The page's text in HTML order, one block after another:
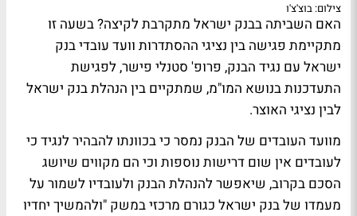
צילום: בוצ'צ'ו
האם השביתה בבנק ישראל מתקרבת לקיצה? בשעה זו
מתקיימת פגישה בין נציגי ההסתדרות וועד עובדי בנק
ישראל עם נגיד הבנק, פרופ' סטנלי פישר, לפגישת
התעדכנות בנושא המו"מ, שמתקיים בין הנהלת בנק ישראל
לבין נציגי האוצר.
מוועד העובדים של הבנק נמסר כי בכוונתו להבהיר לנגיד כי
לעובדים אין שום דרישות נוספות וכי הם מקווים שיושג
הסכם בקרוב, שיאפשר להנהלת הבנק ולעובדיו לשמור על
מעמדו של בנק ישראל כגורם מרכזי במשק "ולהמשיך יחדיו